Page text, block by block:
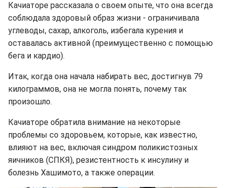
Качиаторе рассказала о своем опыте, что она всегда
соблюдала здоровый образ жизни - ограничивала
углеводы, сахар, алкоголь, избегала курения и
оставалась активной (преимущественно с помощью
бега и кардио).
Итак, когда она начала набирать вес, достигнув 79
килограммов, она не могла понять, почему так
произошло.
Качиаторе обратила внимание на некоторые
проблемы со здоровьем, которые, как известно,
влияют на вес, включая синдром поликистозных
яичников (СПКЯ), резистентность к инсулину и
болезнь Хашимото, а также операции.